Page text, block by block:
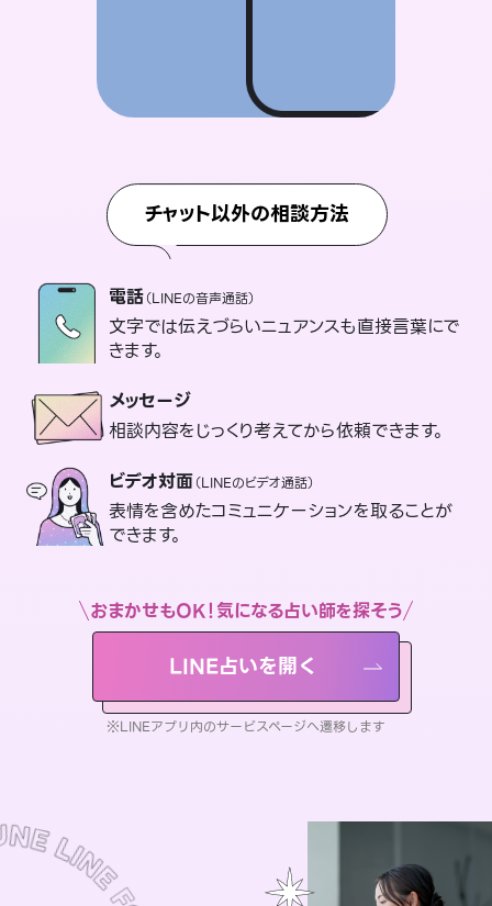
チャット以外の相談方法
電話（LINEの音声通話）
文字では伝えづらいニュアンスも直接言葉にで
きます。
メッセージ
相談内容をじっくり考えてから依頼できます。
ビデオ対面（LINEのビデオ通話）
表情を含めたコミュニケーションを取ることが
できます。
おまかせもOK！気になる占い師を探そう
LINE占いを開く
※LINEアプリ内のサービスページへ遷移します